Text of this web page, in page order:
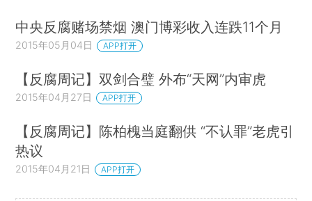
中央反腐赌场禁烟 澳门博彩收入连跌11个月
2015年05月04日 APP打开
【反腐周记】双剑合璧 外布“天网”内审虎
2015年04月27日 APP打开
【反腐周记】陈柏槐当庭翻供 “不认罪”老虎引
热议
2015年04月21日 APP打开